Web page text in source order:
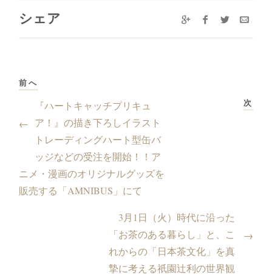
シェア
前へ
←
『ハートキャッチプリキュ
ア！』の描き下ろしイラスト
トレーディングハート型缶バ
ッジなどの受注を開始！！ア
ニメ・漫画のオリジナルグッズを
販売する「AMNIBUS」にて
次
3月1日（火）時代に沿った
「お茶のある暮らし」と、こ
れからの「日本茶文化」を真
摯に考える祇園辻利の世界観
→